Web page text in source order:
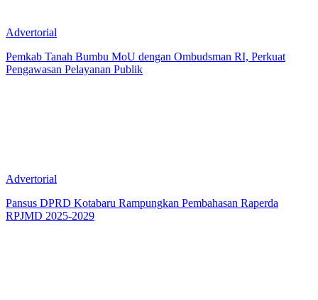
Advertorial
Pemkab Tanah Bumbu MoU dengan Ombudsman RI, Perkuat
Pengawasan Pelayanan Publik
Advertorial
Pansus DPRD Kotabaru Rampungkan Pembahasan Raperda
RPJMD 2025-2029